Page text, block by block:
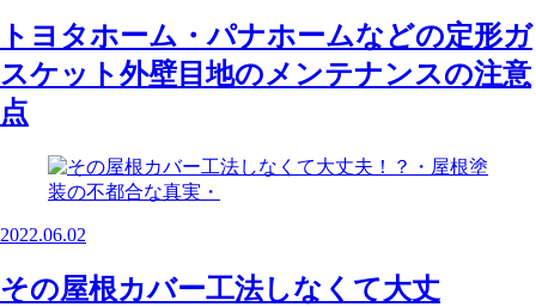
トヨタホーム・パナホームなどの定形ガ
スケット外壁目地のメンテナンスの注意
点
2022.06.02
その屋根カバー工法しなくて大丈